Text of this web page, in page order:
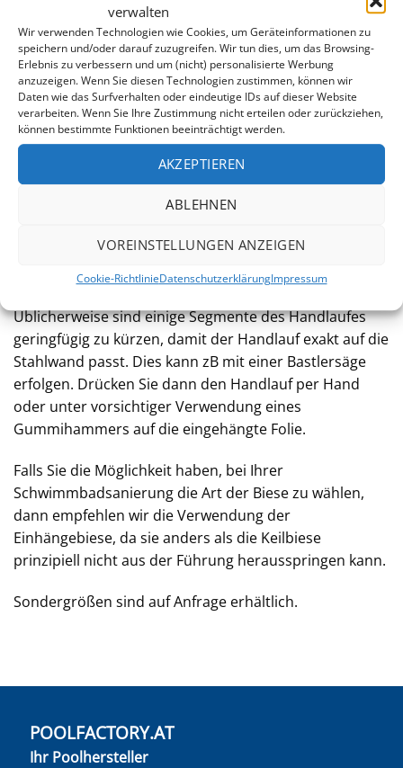
verwalten
Wir verwenden Technologien wie Cookies, um Geräteinformationen zu
speichern und/oder darauf zuzugreifen. Wir tun dies, um das Browsing-
Erlebnis zu verbessern und um (nicht) personalisierte Werbung
anzuzeigen. Wenn Sie diesen Technologien zustimmen, können wir
Daten wie das Surfverhalten oder eindeutige IDs auf dieser Website
verarbeiten. Wenn Sie Ihre Zustimmung nicht erteilen oder zurückziehen,
können bestimmte Funktionen beeinträchtigt werden.
AKZEPTIEREN
ABLEHNEN
VOREINSTELLUNGEN ANZEIGEN
Cookie-RichtlinieDatenschutzerklärungImpressum
Der Handlauf wird benötigt, um eine Austauschfolie
mit Einhängebiese an der Stahlwand zu fixieren. Die
einzelnen Handlaufsegmente sind ca. 1 Meter lang und
werden mittels Verbindungszapfen ineinander
gesteckt.
Schlagfestes Hart-PVC
UV-beständig
zwischen 0,6 und 0,8 mm
Geeignet für Austauschfolien mit Einhängebiese
Üblicherweise sind einige Segmente des Handlaufes
geringfügig zu kürzen, damit der Handlauf exakt auf die
Stahlwand passt. Dies kann zB mit einer Bastlersäge
erfolgen. Drücken Sie dann den Handlauf per Hand
oder unter vorsichtiger Verwendung eines
Gummihammers auf die eingehängte Folie.
Falls Sie die Möglichkeit haben, bei Ihrer
Schwimmbadsanierung die Art der Biese zu wählen,
dann empfehlen wir die Verwendung der
Einhängebiese, da sie anders als die Keilbiese
prinzipiell nicht aus der Führung herausspringen kann.
Sondergrößen sind auf Anfrage erhältlich.
POOLFACTORY.AT
Ihr Poolhersteller